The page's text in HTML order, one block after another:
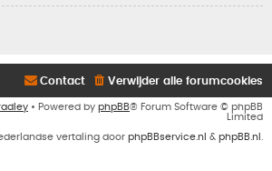
Verwijder alle forumcookies
Contact
• Powered by phpBB® Forum Software © phpBB
Limited
vertaling door phpBBservice.nl & phpBB.nl .